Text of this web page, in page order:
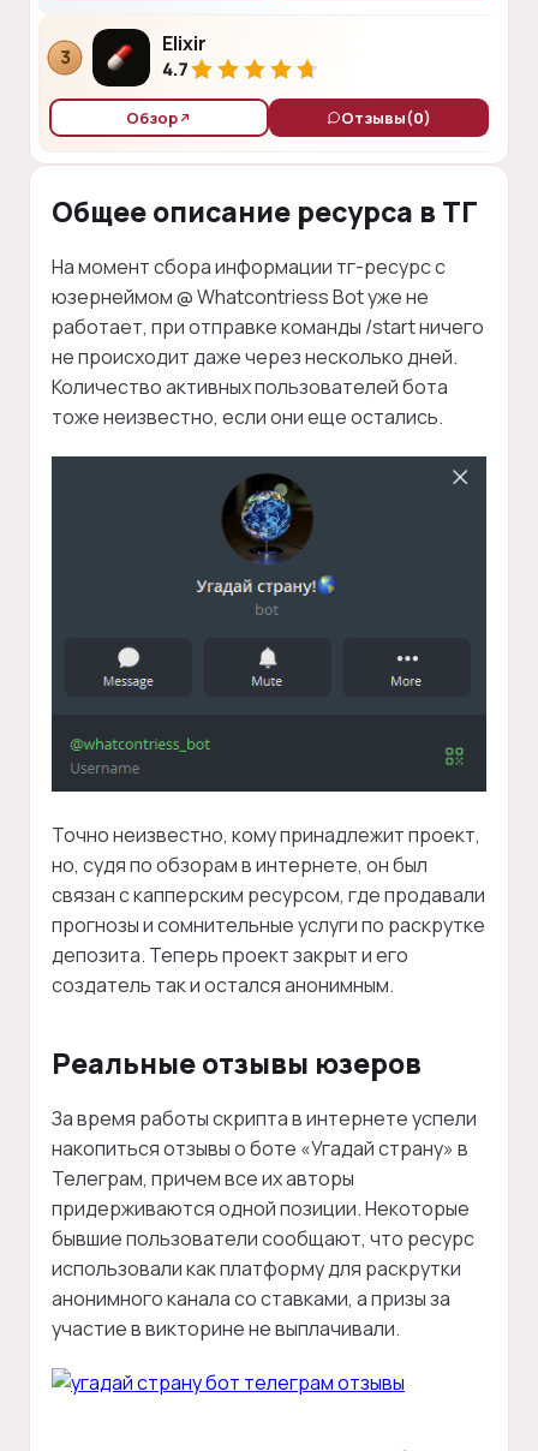
3
Elixir
4.7
Обзор Отзывы(0)
Общее описание ресурса в ТГ
На момент сбора информации тг-ресурс с
юзернеймом @ Whatcontriess Bot уже не
работает, при отправке команды /start ничего
не происходит даже через несколько дней.
Количество активных пользователей бота
тоже неизвестно, если они еще остались.
Точно неизвестно, кому принадлежит проект,
но, судя по обзорам в интернете, он был
связан с капперским ресурсом, где продавали
прогнозы и сомнительные услуги по раскрутке
депозита. Теперь проект закрыт и его
создатель так и остался анонимным.
Реальные отзывы юзеров
За время работы скрипта в интернете успели
накопиться отзывы о боте «Угадай страну» в
Телеграм, причем все их авторы
придерживаются одной позиции. Некоторые
бывшие пользователи сообщают, что ресурс
использовали как платформу для раскрутки
анонимного канала со ставками, а призы за
участие в викторине не выплачивали.